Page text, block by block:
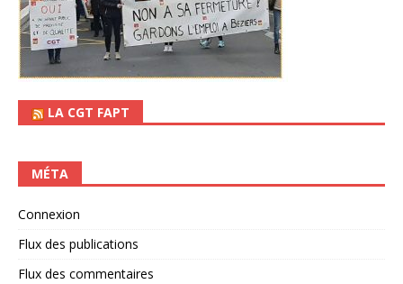
LA CGT FAPT
MÉTA
Connexion
Flux des publications
Flux des commentaires